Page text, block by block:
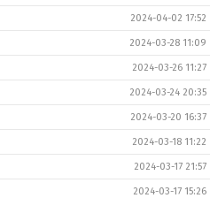
2024-04-02 17:52
2024-03-28 11:09
2024-03-26 11:27
2024-03-24 20:35
2024-03-20 16:37
2024-03-18 11:22
2024-03-17 21:57
2024-03-17 15:26